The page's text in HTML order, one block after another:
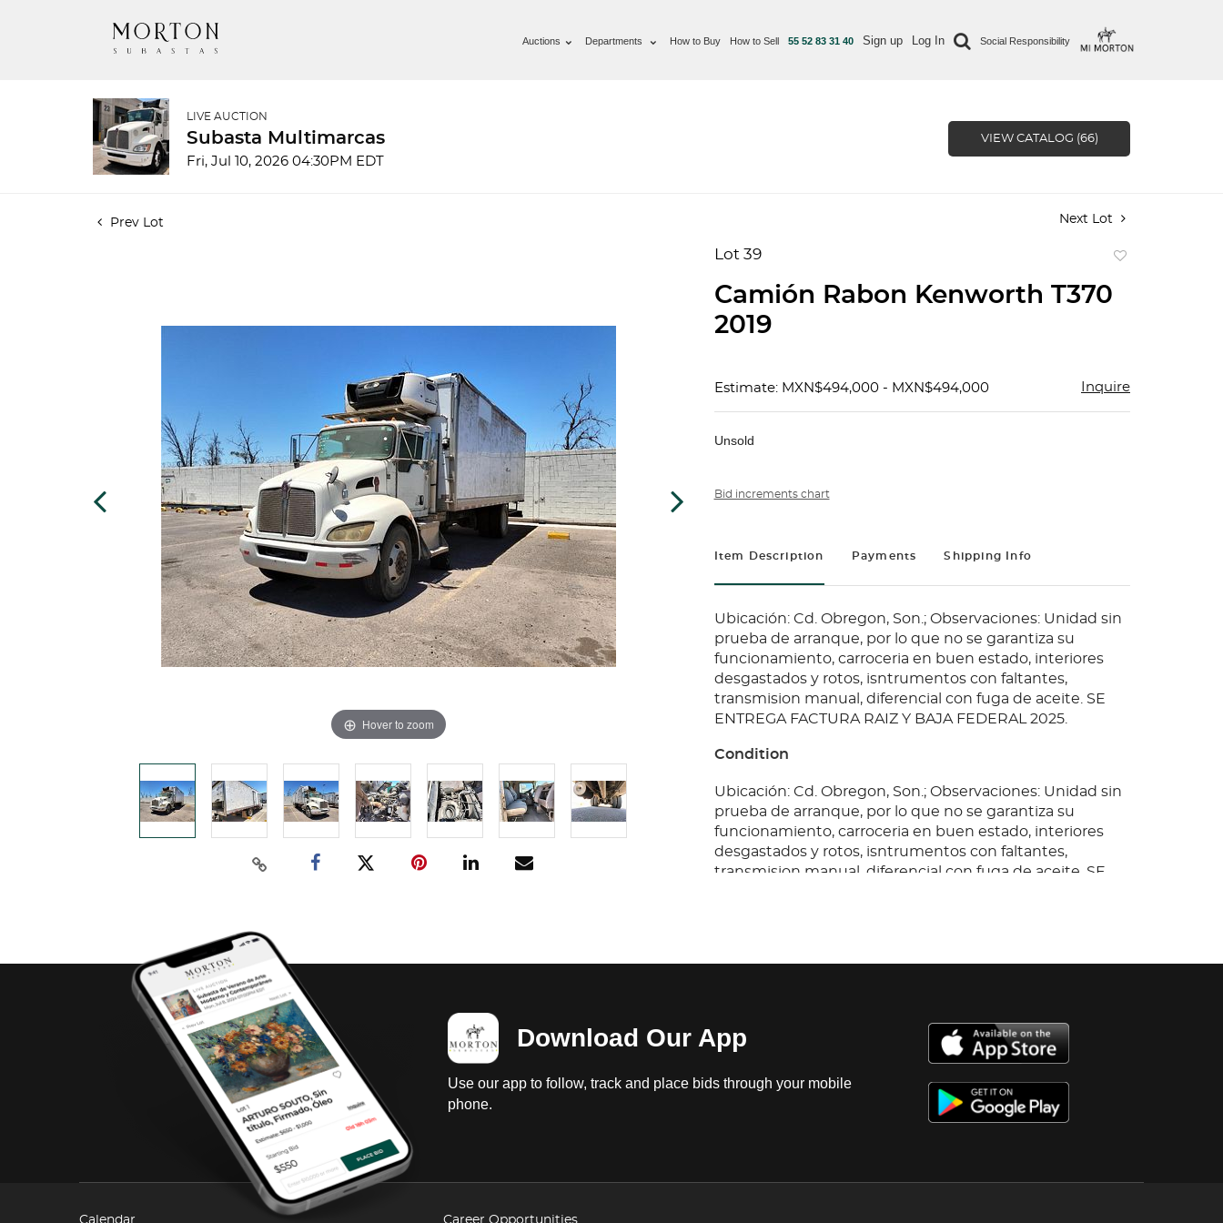
Auctions Departments How to Buy How to Sell 55 52 83 31 40 Sign up Log In Social Responsibility
LIVE AUCTION
Subasta Multimarcas
Fri, Jul 10, 2026 04:30PM EDT
VIEW CATALOG (66)
Prev Lot Next Lot
Hover to zoom
Lot 39
favorite
Camión Rabon Kenworth T370
2019
Estimate: MXN$494,000 - MXN$494,000 Inquire
Unsold
Bid increments chart
Item Description Payments Shipping Info
Ubicación: Cd. Obregon, Son.; Observaciones: Unidad sin
prueba de arranque, por lo que no se garantiza su
funcionamiento, carroceria en buen estado, interiores
desgastados y rotos, isntrumentos con faltantes,
transmision manual, diferencial con fuga de aceite. SE
ENTREGA FACTURA RAIZ Y BAJA FEDERAL 2025.
Condition
Ubicación: Cd. Obregon, Son.; Observaciones: Unidad sin
prueba de arranque, por lo que no se garantiza su
funcionamiento, carroceria en buen estado, interiores
desgastados y rotos, isntrumentos con faltantes,
transmision manual, diferencial con fuga de aceite. SE
Download Our App
Use our app to follow, track and place bids through your mobile
phone.
Calendar Career Opportunities